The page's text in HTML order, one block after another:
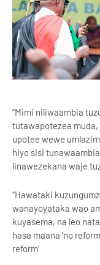
“Mimi niliwaambia
tutawapotezea
upotee wewe
hiyo sisi
linawezekana waje
“Hawataki
wanayoyataka wao
kuyasema, na leo
hasa maana ‘no
reform’